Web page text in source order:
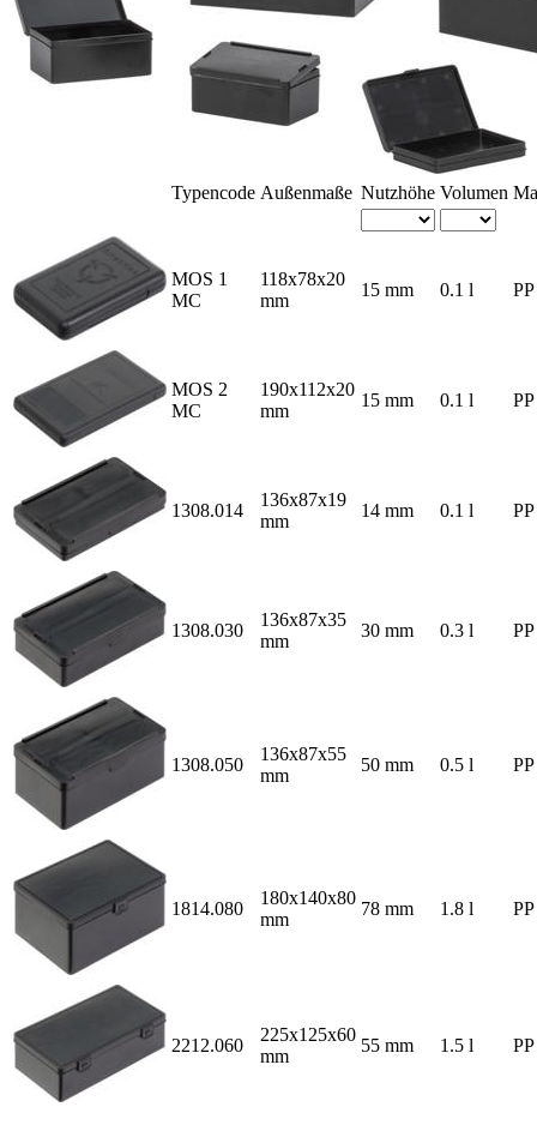
Typencode Außen­maße Nutz­höhe Volumen
MOS 1
MC
118x78x20
mm
15 mm 0.1 l PP
MOS 2
MC
190x112x20
mm
15 mm 0.1 l PP
1308.014
136x87x19
mm
14 mm 0.1 l PP
1308.030
136x87x35
mm
30 mm 0.3 l PP
1308.050
136x87x55
mm
50 mm 0.5 l PP
1814.080
180x140x80
mm
78 mm 1.8 l PP
2212.060
225x125x60
mm
55 mm 1.5 l PP